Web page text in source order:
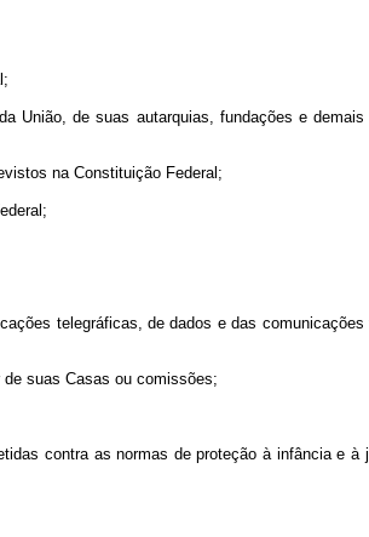
União, de suas autarquias, fundações e
na Constituição Federal;
telegráficas, de dados e das
suas Casas ou comissões;
contra as normas de proteção à infância e